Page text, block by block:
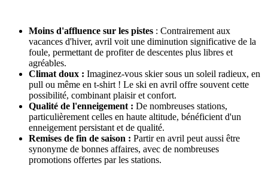
Moins d'affluence sur les pistes : Contrairement aux
vacances d'hiver, avril voit une diminution significative de la
foule, permettant de profiter de descentes plus libres et
agréables.
Climat doux : Imaginez-vous skier sous un soleil radieux, en
pull ou même en t-shirt ! Le ski en avril offre souvent cette
possibilité, combinant plaisir et confort.
Qualité de l'enneigement : De nombreuses stations,
particulièrement celles en haute altitude, bénéficient d'un
enneigement persistant et de qualité.
Remises de fin de saison : Partir en avril peut aussi être
synonyme de bonnes affaires, avec de nombreuses
promotions offertes par les stations.